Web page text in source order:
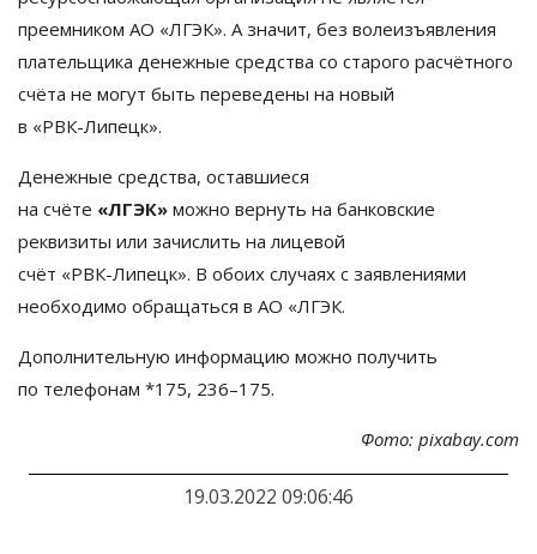
преемником АО «ЛГЭК». А значит, без волеизъявления
плательщика денежные средства со старого расчётного
счёта не могут быть переведены на новый
в «РВК-Липецк».
Денежные средства, оставшиеся
на счёте «ЛГЭК» можно вернуть на банковские
реквизиты или зачислить на лицевой
счёт «РВК-Липецк». В обоих случаях с заявлениями
необходимо обращаться в АО «ЛГЭК.
Дополнительную информацию можно получить
по телефонам *175, 236–175.
Фото: pixabay.com
19.03.2022 09:06:46